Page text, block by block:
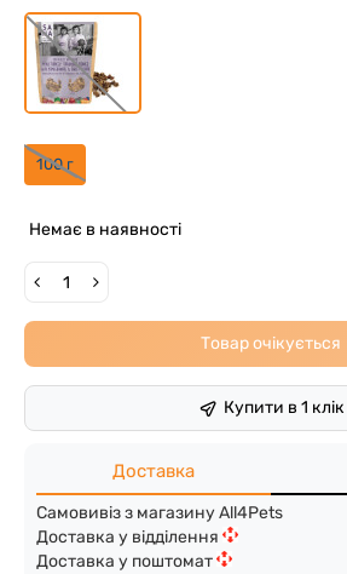
100 г
Немає в наявності
Товар очікується
Купити в 1 клік
Доставка
Самовивіз з магазину All4Pets
Доставка у відділення
Доставка у поштомат